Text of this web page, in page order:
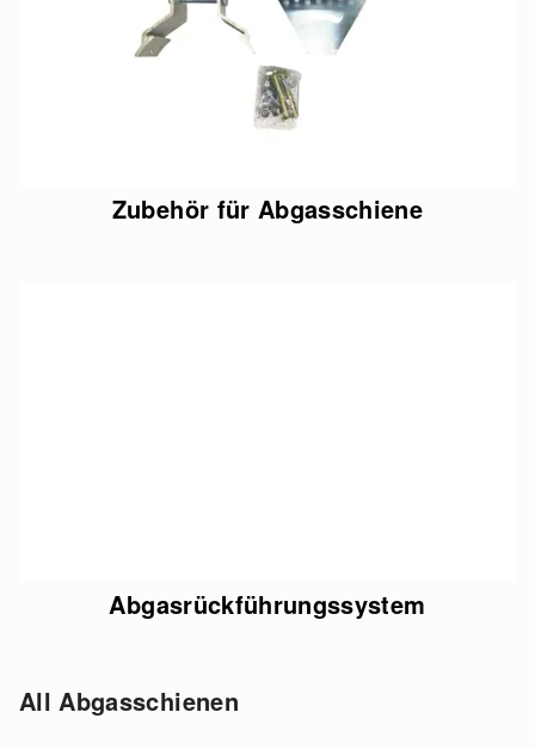
Zubehör für Abgasschiene
Abgasrückführungssystem
All Abgasschienen